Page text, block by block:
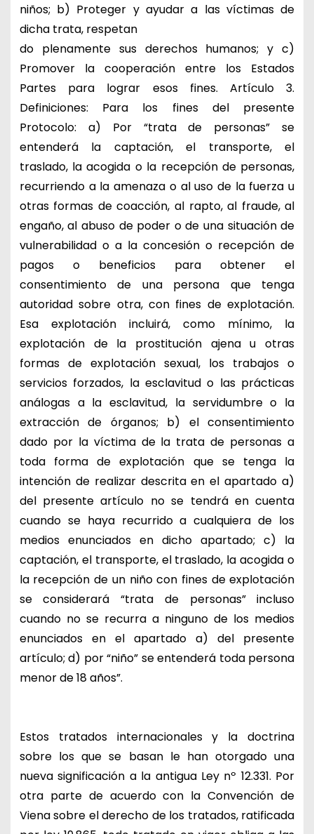
niños; b) Proteger y ayudar a las víctimas de
dicha trata, respetan
do plenamente sus derechos humanos; y c)
Promover la cooperación entre los Estados
Partes para lograr esos fines. Artículo 3.
Definiciones: Para los fines del presente
Protocolo: a) Por “trata de personas” se
entenderá la captación, el transporte, el
traslado, la acogida o la recepción de personas,
recurriendo a la amenaza o al uso de la fuerza u
otras formas de coacción, al rapto, al fraude, al
engaño, al abuso de poder o de una situación de
vulnerabilidad o a la concesión o recepción de
pagos o beneficios para obtener el
consentimiento de una persona que tenga
autoridad sobre otra, con fines de explotación.
Esa explotación incluirá, como mínimo, la
explotación de la prostitución ajena u otras
formas de explotación sexual, los trabajos o
servicios forzados, la esclavitud o las prácticas
análogas a la esclavitud, la servidumbre o la
extracción de órganos; b) el consentimiento
dado por la víctima de la trata de personas a
toda forma de explotación que se tenga la
intención de realizar descrita en el apartado a)
del presente artículo no se tendrá en cuenta
cuando se haya recurrido a cualquiera de los
medios enunciados en dicho apartado; c) la
captación, el transporte, el traslado, la acogida o
la recepción de un niño con fines de explotación
se considerará “trata de personas” incluso
cuando no se recurra a ninguno de los medios
enunciados en el apartado a) del presente
artículo; d) por “niño” se entenderá toda persona
menor de 18 años”.
Estos tratados internacionales y la doctrina
sobre los que se basan le han otorgado una
nueva significación a la antigua Ley nº 12.331. Por
otra parte de acuerdo con la Convención de
Viena sobre el derecho de los tratados, ratificada